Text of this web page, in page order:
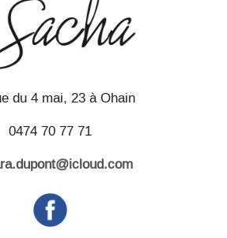
du 4 mai, 23 à Ohain
0474 70 77 71